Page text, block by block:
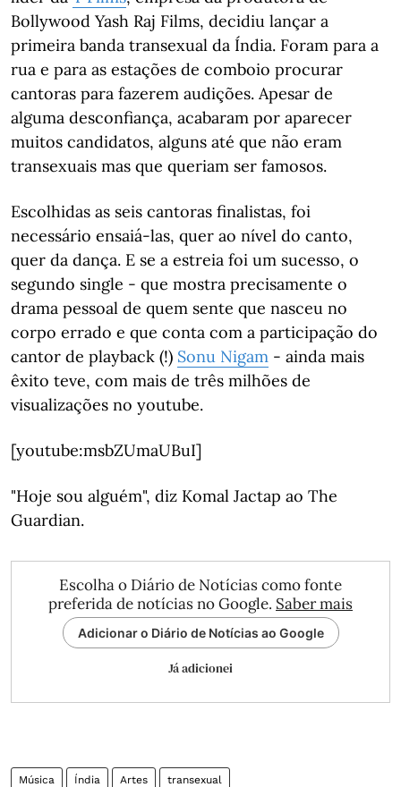
Bollywood Yash Raj Films, decidiu lançar a
primeira banda transexual da Índia. Foram para a
rua e para as estações de comboio procurar
cantoras para fazerem audições. Apesar de
alguma desconfiança, acabaram por aparecer
muitos candidatos, alguns até que não eram
transexuais mas que queriam ser famosos.
Escolhidas as seis cantoras finalistas, foi
necessário ensaiá-las, quer ao nível do canto,
quer da dança. E se a estreia foi um sucesso, o
segundo single - que mostra precisamente o
drama pessoal de quem sente que nasceu no
corpo errado e que conta com a participação do
cantor de playback (!) Sonu Nigam - ainda mais
êxito teve, com mais de três milhões de
visualizações no youtube.
[youtube:msbZUmaUBuI]
"Hoje sou alguém", diz Komal Jactap ao The
Guardian.
Escolha o Diário de Notícias como fonte
preferida de notícias no Google. Saber mais
Adicionar o Diário de Notícias ao Google
Já adicionei
Música Índia Artes transexual